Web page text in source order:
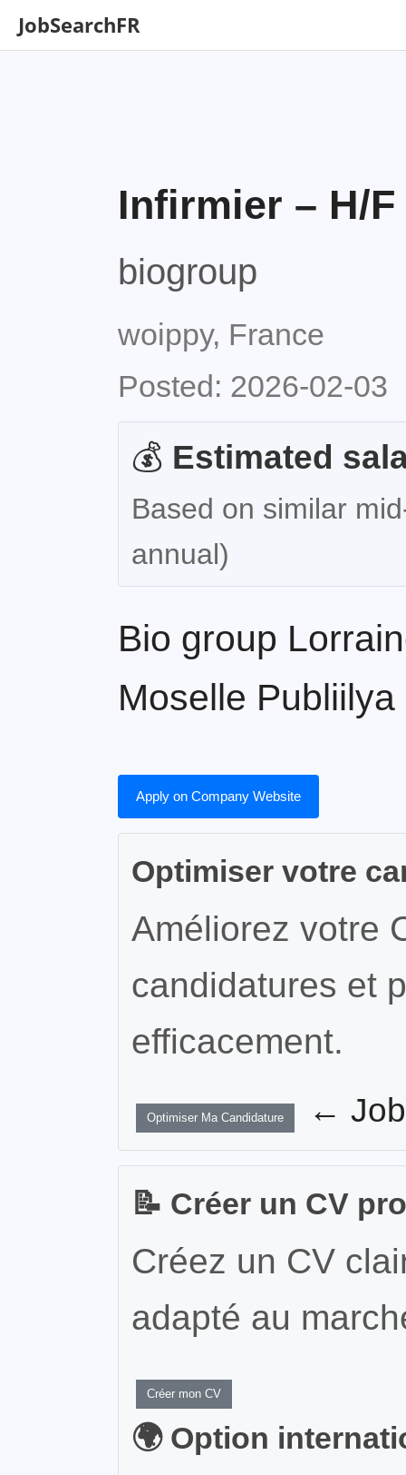
JobSearchFR
Infirmier – H/
biogroup
woippy, France
Posted: 2026-02-03
💰 Estimated
Based on similar
annual)
Bio group
Moselle
Apply on Company Website
Optimiser votre
Améliorez votre
candidatures et
efficacement.
Optimiser Ma Candidature ←
📝 Créer un CV
Créez un CV
adapté au
Créer mon CV
🌍 Option